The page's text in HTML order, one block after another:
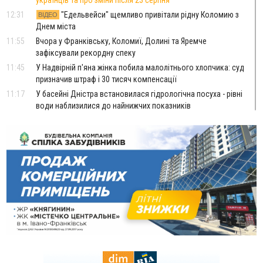
12:31
ВІДЕО "Едельвейси" щемливо привітали рідну Коломию з
Днем міста
11:55
Вчора у Франківську, Коломиї, Долині та Яремче
зафіксували рекордну спеку
11:45
У Надвірній п'яна жінка побила малолітнього хлопчика: суд
призначив штраф і 30 тисяч компенсації
11:17
У басейні Дністра встановилася гідрологічна посуха - рівні
води наблизилися до найнижчих показників
з'ясовує обставини
10:30
ФОП із Житомира після купівлі права вимоги за 120
тисяч позивається до Франківська на понад 20 млн грн
08:52
У горах біля Осмолоди за допомогою БПЛА розшукали
двох жінок, які заблукали під час збирання ягід
Вчора
19:52
У Франківську вперше прооперували немовля без
відкритої операції
"Плацдарм" Олексій Юков